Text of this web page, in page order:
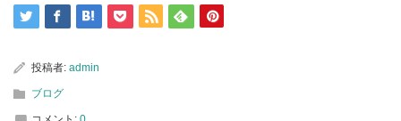
投稿者: admin
ブログ